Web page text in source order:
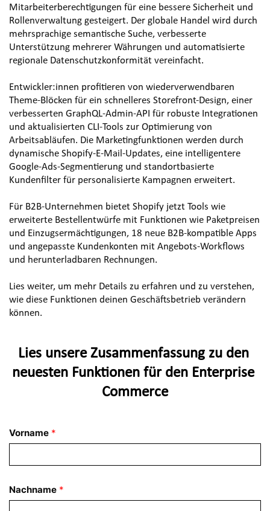
Mitarbeiterberechtigungen für eine bessere Sicherheit und
Rollenverwaltung gesteigert. Der globale Handel wird durch
mehrsprachige semantische Suche, verbesserte
Unterstützung mehrerer Währungen und automatisierte
regionale Datenschutzkonformität vereinfacht.
Entwickler:innen profitieren von wiederverwendbaren
Theme-Blöcken für ein schnelleres Storefront-Design, einer
verbesserten GraphQL-Admin-API für robuste Integrationen
und aktualisierten CLI-Tools zur Optimierung von
Arbeitsabläufen. Die Marketingfunktionen werden durch
dynamische Shopify-E-Mail-Updates, eine intelligentere
Google-Ads-Segmentierung und standortbasierte
Kundenfilter für personalisierte Kampagnen erweitert.
Für B2B-Unternehmen bietet Shopify jetzt Tools wie
erweiterte Bestellentwürfe mit Funktionen wie Paketpreisen
und Einzugsermächtigungen, 18 neue B2B-kompatible Apps
und angepasste Kundenkonten mit Angebots-Workflows
und herunterladbaren Rechnungen.
Lies weiter, um mehr Details zu erfahren und zu verstehen,
wie diese Funktionen deinen Geschäftsbetrieb verändern
können.
Lies unsere Zusammenfassung zu den
neuesten Funktionen für den Enterprise
Commerce
Vorname *
Nachname *